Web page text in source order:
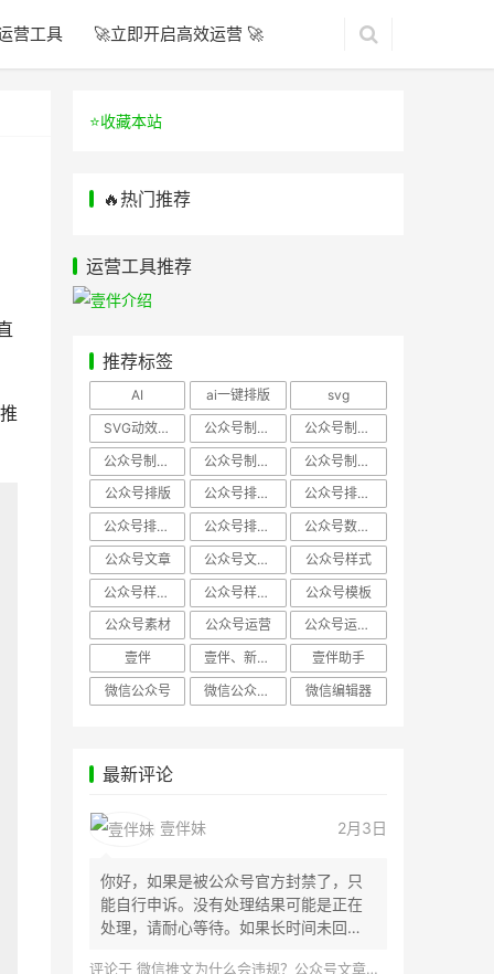
营工具 🚀立即开启高效运营 🚀
⭐️收藏本站
🔥热门推荐
运营工具推荐
推荐标签
AI ai一键排版
svg
SVG动效样式
公众号制作、公众号排版
公众号制作、公众号模板
公众号制作、微信编辑器
公众号制作，公众号排版
公众号制作，公众号排版、微信编辑器
公众号排版
公众号排版，公众号模板
公众号排版，公众号素材
公众号排版，微信编辑器
公众号排版，排版样式
公众号数据分析
公众号文章
公众号文章、公众号运营
公众号样式
公众号样式，微信公众号排版
公众号样式，微信编辑器
公众号模板
公众号素材
公众号运营
公众号运营，公众号编辑器
壹伴
壹伴、新媒体运营
壹伴助手
微信公众号
微信公众号，样式模板、公众号样式 微信编辑器
最新评论
壹伴妹 2月3日
你好，如果是被公众号官方封禁了，只
能自行申诉。没有处理结果可能是正在
处理，请耐心等待。如果长时间未回
评论于 微信推文为什么会违规？公众号文章怎么检测是否违规？